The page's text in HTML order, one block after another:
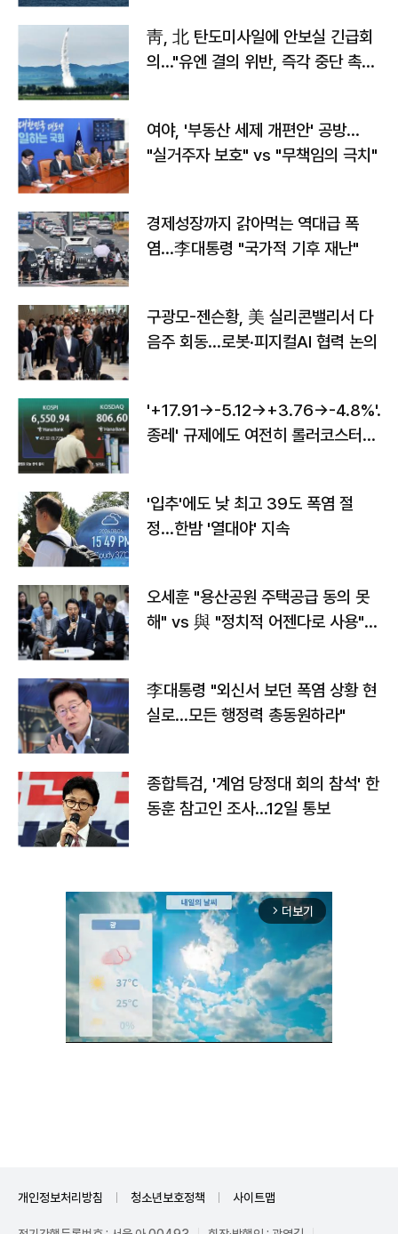
靑, 北 탄도미사일에 안보실 긴급회
의…"유엔 결의 위반, 즉각 중단 촉
여야, '부동산 세제 개편안' 공방…
"실거주자 보호" vs "무책임의 극치"
경제성장까지 갉아먹는 역대급 폭
염…李대통령 "국가적 기후 재난"
구광모-젠슨황, 美 실리콘밸리서 다
음주 회동…로봇·피지컬AI 협력 논의
'+17.91→-5.12→+3.76→-4.8%'…'
종레' 규제에도 여전히 롤러코스터
'입추'에도 낮 최고 39도 폭염 절
정…한밤 '열대야' 지속
오세훈 "용산공원 주택공급 동의 못
해" vs 與 "정치적 어젠다로 사용"
李대통령 "외신서 보던 폭염 상황 현
실로…모든 행정력 총동원하라"
종합특검, '계엄 당정대 회의 참석' 한
동훈 참고인 조사...12일 통보
arrow_forward_ios 더보기
개인정보처리방침 청소년보호정책 사이트맵